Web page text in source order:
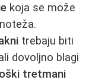
koja se može
trebaju biti
dovoljno blagi
tretmani